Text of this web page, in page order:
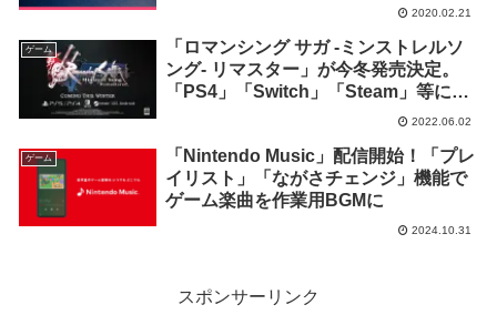
2020.02.21
ゲーム
「ロマンシング サガ -ミンストレルソ
ング- リマスター」が今冬発売決定。
「PS4」「Switch」「Steam」等に対
2022.06.02
ゲーム
「Nintendo Music」配信開始！「プレ
イリスト」「ながさチェンジ」機能で
ゲーム楽曲を作業用BGMに
2024.10.31
スポンサーリンク